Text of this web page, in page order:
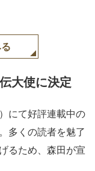
大使に決定
にて好評連載中の
多くの読者を魅了
るため、森田が宣